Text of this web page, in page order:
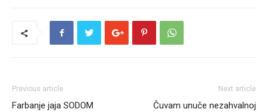
Previous article
Farbanje jaja SODOM
Next article
Čuvam unuče nezahvalnoj